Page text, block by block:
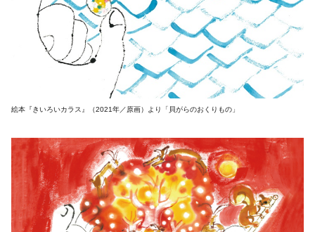
絵本『きいろいカラス』（2021年／原画）より「貝がらのおくりもの」